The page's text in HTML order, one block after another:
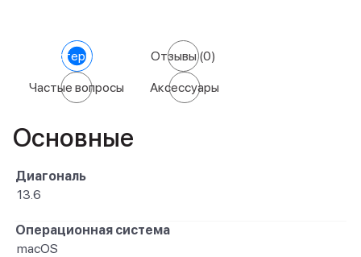
Характеристики Отзывы(0)
Частые вопросы Аксессуары
Основные
Диагональ
13.6
Операционная система
macOS